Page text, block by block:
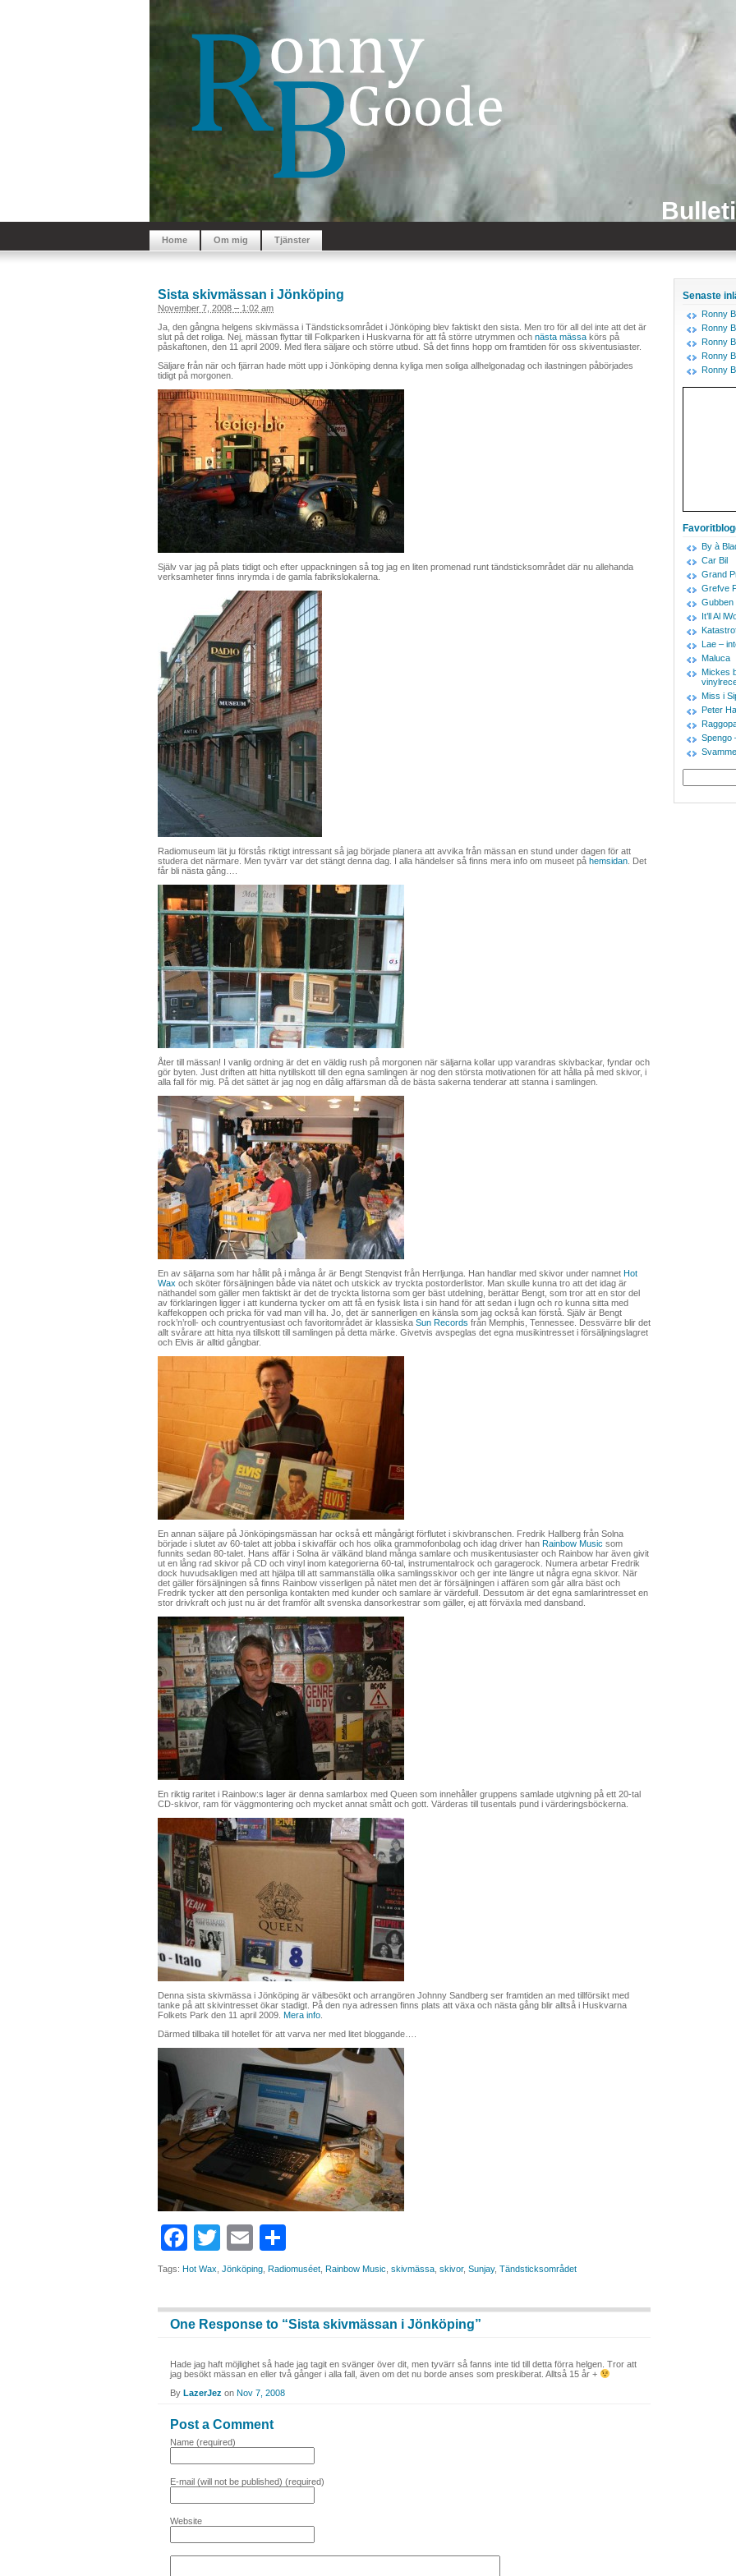
Home Om mig Tjänster
Sista skivmässan i Jönköping
November 7, 2008 – 1:02 am
Ja, den gångna helgens skivmässa i Tändsticksområdet i Jönköping blev faktiskt den sista. Men tro för all del inte att det är
slut på det roliga. Nej, mässan flyttar till Folkparken i Huskvarna för att få större utrymmen och nästa mässa körs på
påskaftonen, den 11 april 2009. Med flera säljare och större utbud. Så det finns hopp om framtiden för oss skiventusiaster.
Säljare från när och fjärran hade mött upp i Jönköping denna kyliga men soliga allhelgonadag och ilastningen påbörjades
tidigt på morgonen.
Själv var jag på plats tidigt och efter uppackningen så tog jag en liten promenad runt tändsticksområdet där nu allehanda
verksamheter finns inrymda i de gamla fabrikslokalerna.
Radiomuseum lät ju förstås riktigt intressant så jag började planera att avvika från mässan en stund under dagen för att
studera det närmare. Men tyvärr var det stängt denna dag. I alla händelser så finns mera info om museet på hemsidan . Det
får bli nästa gång….
Åter till mässan! I vanlig ordning är det en väldig rush på morgonen när säljarna kollar upp varandras skivbackar, fyndar och
gör byten. Just driften att hitta nytillskott till den egna samlingen är nog den största motivationen för att hålla på med skivor, i
alla fall för mig. På det sättet är jag nog en dålig affärsman då de bästa sakerna tenderar att stanna i samlingen.
En av säljarna som har hållit på i många år är Bengt Stenqvist från Herrljunga. Han handlar med skivor under namnet Hot
Wax och sköter försäljningen både via nätet och utskick av tryckta postorderlistor. Man skulle kunna tro att det idag är
näthandel som gäller men faktiskt är det de tryckta listorna som ger bäst utdelning, berättar Bengt, som tror att en stor del
av förklaringen ligger i att kunderna tycker om att få en fysisk lista i sin hand för att sedan i lugn och ro kunna sitta med
kaffekoppen och pricka för vad man vill ha. Jo, det är sannerligen en känsla som jag också kan förstå. Själv är Bengt
rock’n’roll- och countryentusiast och favoritområdet är klassiska Sun Records från Memphis, Tennessee. Dessvärre blir det
allt svårare att hitta nya tillskott till samlingen på detta märke. Givetvis avspeglas det egna musikintresset i försäljningslagret
och Elvis är alltid gångbar.
En annan säljare på Jönköpingsmässan har också ett mångårigt förflutet i skivbranschen. Fredrik Hallberg från Solna
började i slutet av 60-talet att jobba i skivaffär och hos olika grammofonbolag och idag driver han Rainbow Music som
funnits sedan 80-talet. Hans affär i Solna är välkänd bland många samlare och musikentusiaster och Rainbow har även givit
ut en lång rad skivor på CD och vinyl inom kategorierna 60-tal, instrumentalrock och garagerock. Numera arbetar Fredrik
dock huvudsakligen med att hjälpa till att sammanställa olika samlingsskivor och ger inte längre ut några egna skivor. När
det gäller försäljningen så finns Rainbow visserligen på nätet men det är försäljningen i affären som går allra bäst och
Fredrik tycker att den personliga kontakten med kunder och samlare är värdefull. Dessutom är det egna samlarintresset en
stor drivkraft och just nu är det framför allt svenska dansorkestrar som gäller, ej att förväxla med dansband.
En riktig raritet i Rainbow:s lager är denna samlarbox med Queen som innehåller gruppens samlade utgivning på ett 20-tal
CD-skivor, ram för väggmontering och mycket annat smått och gott. Värderas till tusentals pund i värderingsböckerna.
Denna sista skivmässa i Jönköping är välbesökt och arrangören Johnny Sandberg ser framtiden an med tillförsikt med
tanke på att skivintresset ökar stadigt. På den nya adressen finns plats att växa och nästa gång blir alltså i Huskvarna
Folkets Park den 11 april 2009. Mera info
Därmed tillbaka till hotellet för att varva ner med litet bloggande….
Facebook
TwitterEmail
Tags: Hot Wax Jönköping Radiomuséet Rainbow Music skivmässa skivor, Sunjay, Tändsticksområdet
One Response to “Sista skivmässan i Jönköping”
Hade jag haft möjlighet så hade jag tagit en svänger över dit, men tyvärr så fanns inte tid till detta förra helgen. Tror att
jag besökt mässan en eller två gånger i alla fall, även om det nu borde anses som preskiberat. Alltså 15 år +
By LazerJez on Nov 7, 2008
Post a Comment
Name (required)
E-mail (will not be published) (required)
Website
Senaste
Ronny
Ronny
Ronny
Ronny
Ronny
By à
Car Bil
Grand
Grefve
Gubben
It’ll Al
Lae –
Maluca
Mickes
Miss i
Peter
Spengo